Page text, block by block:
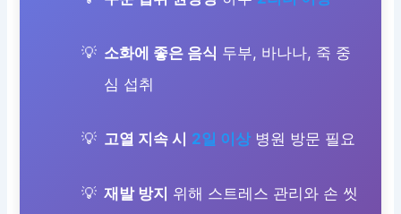
소화에 좋은 음식 두부, 바나나, 죽 중
심 섭취
고열 지속 시 2일 이상 병원 방문 필요
재발 방지 위해 스트레스 관리와 손 씻